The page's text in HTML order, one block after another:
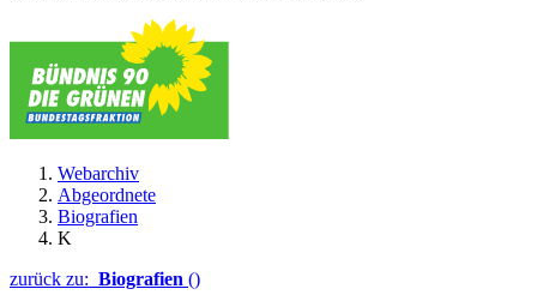
Webarchiv
Abgeordnete
Biografien
K
zurück zu: Biografien ()